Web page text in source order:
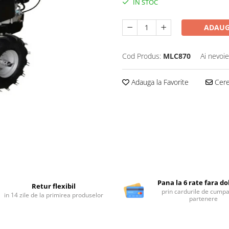
IN STOC
Cod Produs: MLC870 Ai
Adauga la Favorite
Retur flexibil
in 14 zile de la primirea produselor
Pana la 6 rate fara
prin cardurile de
partenere